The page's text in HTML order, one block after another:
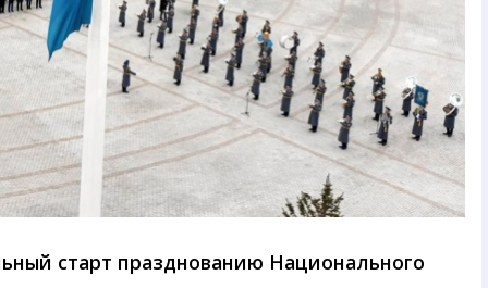
старт празднованию Национального